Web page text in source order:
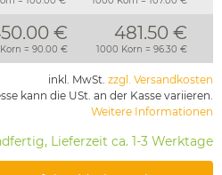
€
= 90.00 €
481.50 €
1000 Korn = 96.30 €
inkl. MwSt. zzgl. Versandkosten
kann die USt. an der Kasse variieren.
Weitere Informationen
Lieferzeit ca. 1-3 Werktage